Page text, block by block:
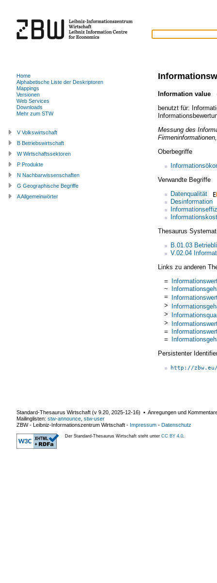
Information value
benutzt für:
Messung des
Oberbegriffe
Verwandte Begriffe
Datenqualität
Desinformation
Thesaurus
B.01.03
V.02.04
Links zu anderen
=
~
=
>
>
>
=
=
Persistenter
http://
Home
Alphabetische Liste der Deskriptoren
Mappings
Versionen
Web Services
Downloads
Mehr zum STW
V Volkswirtschaft
B Betriebswirtschaft
W Wirtschaftssektoren
P Produkte
N Nachbarwissenschaften
G Geographische Begriffe
A Allgemeinwörter
Standard-Thesaurus Wirtschaft (v 9.20 2025-12-16) ▪ Anregungen und
Mailinglisten: stw-announce stw-user
ZBW - Leibniz-Informationszentrum Wirtschaft - Impressum - Datenschutz
Der Standard-Thesaurus Wirtschaft steht unter CC BY 4.0